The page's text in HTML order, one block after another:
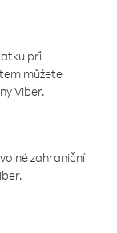
při
můžete
Viber.
zahraniční